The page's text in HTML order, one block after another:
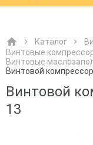
Каталог
Винтовые
Винтовые
Винтовой
Винтовой
13
Как к
Как к
Город
Как к